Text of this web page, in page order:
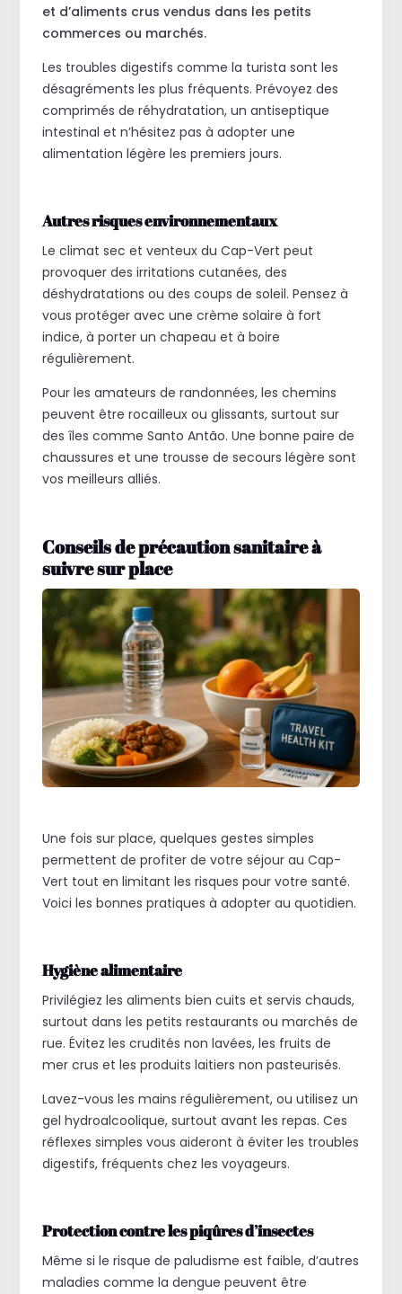
et d’aliments crus vendus dans les petits
commerces ou marchés.
Les troubles digestifs comme la turista sont les
désagréments les plus fréquents. Prévoyez des
comprimés de réhydratation, un antiseptique
intestinal et n’hésitez pas à adopter une
alimentation légère les premiers jours.
Autres risques environnementaux
Le climat sec et venteux du Cap-Vert peut
provoquer des irritations cutanées, des
déshydratations ou des coups de soleil. Pensez à
vous protéger avec une crème solaire à fort
indice, à porter un chapeau et à boire
régulièrement.
Pour les amateurs de randonnées, les chemins
peuvent être rocailleux ou glissants, surtout sur
des îles comme Santo Antão. Une bonne paire de
chaussures et une trousse de secours légère sont
vos meilleurs alliés.
Conseils de précaution sanitaire à
suivre sur place
Une fois sur place, quelques gestes simples
permettent de profiter de votre séjour au Cap-
Vert tout en limitant les risques pour votre santé.
Voici les bonnes pratiques à adopter au quotidien.
Hygiène alimentaire
Privilégiez les aliments bien cuits et servis chauds,
surtout dans les petits restaurants ou marchés de
rue. Évitez les crudités non lavées, les fruits de
mer crus et les produits laitiers non pasteurisés.
Lavez-vous les mains régulièrement, ou utilisez un
gel hydroalcoolique, surtout avant les repas. Ces
réflexes simples vous aideront à éviter les troubles
digestifs, fréquents chez les voyageurs.
Protection contre les piqûres d’insectes
Même si le risque de paludisme est faible, d’autres
maladies comme la dengue peuvent être